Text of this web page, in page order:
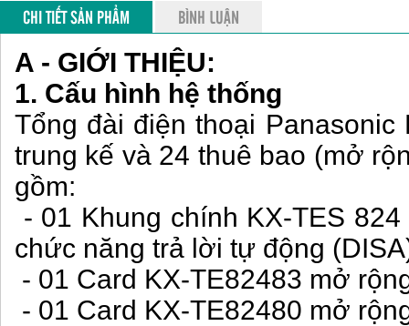
CHI TIẾT SẢN PHẨM BÌNH LUẬN
A - GIỚI THIỆU:
1. Cấu hình hệ thống
Tổng đài điện thoại Panasonic
trung kế và 24 thuê bao (mở
gồm:
- 01 Khung chính KX-TES
chức năng trả lời tự động
- 01 Card KX-TE82483 mở
- 01 Card KX-TE82480 mở